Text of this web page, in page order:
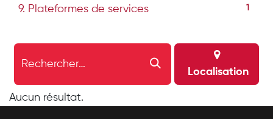
9. Plateformes de services
Localisation
Aucun résultat.